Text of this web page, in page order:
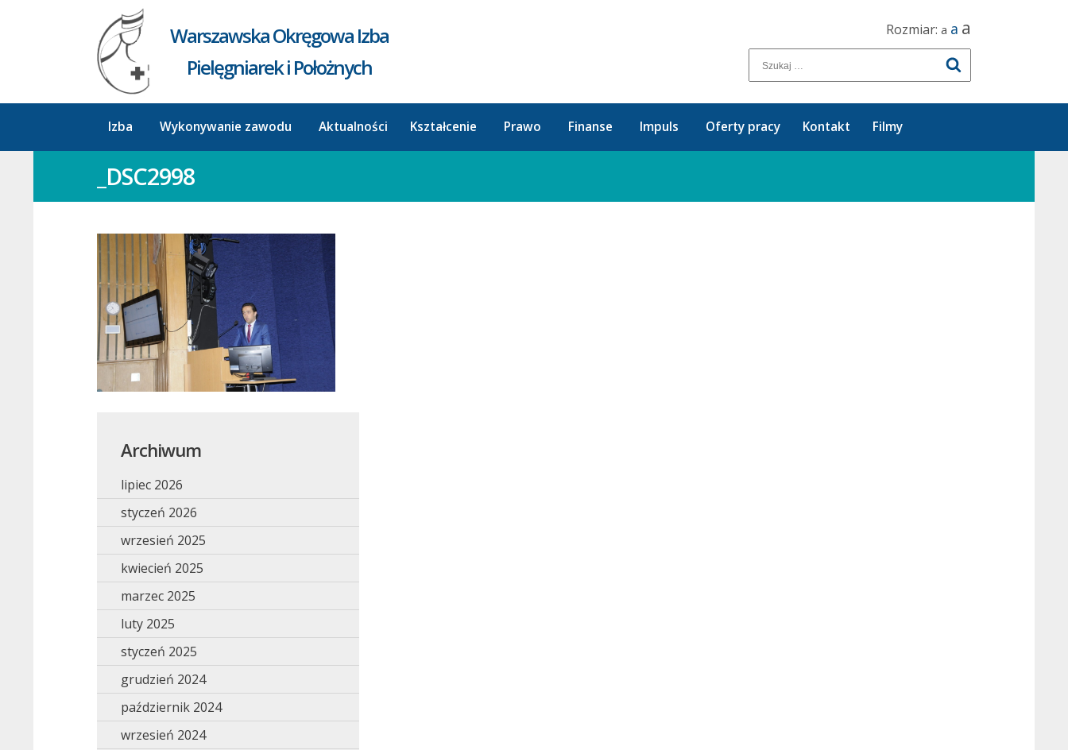
Warszawska Okręgowa Izba
Pielęgniarek i Położnych
Rozmiar: a a a
Izba Wykonywanie zawodu Aktualności Kształcenie Prawo Finanse Impuls Oferty pracy Kontakt Filmy
_DSC2998
Archiwum
lipiec 2026
styczeń 2026
wrzesień 2025
kwiecień 2025
marzec 2025
luty 2025
styczeń 2025
grudzień 2024
październik 2024
wrzesień 2024